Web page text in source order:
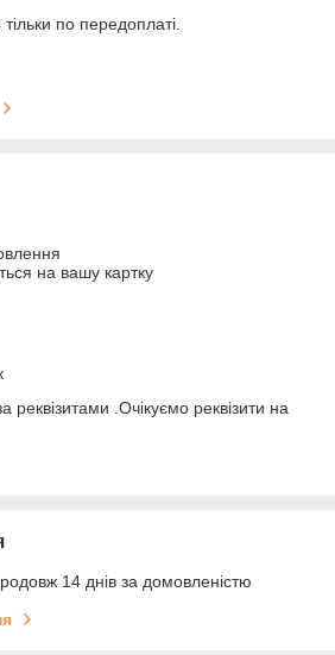
по передоплаті.
на вашу картку
реквізитами .Очікуємо реквізити на
14 днів за домовленістю